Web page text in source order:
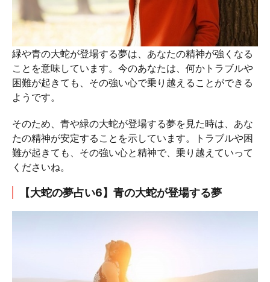
緑や青の大蛇が登場する夢は、あなたの精神が強くなる
ことを意味しています。今のあなたは、何かトラブルや
困難が起きても、その強い心で乗り越えることができる
ようです。
そのため、青や緑の大蛇が登場する夢を見た時は、あな
たの精神が安定することを示しています。トラブルや困
難が起きても、その強い心と精神で、乗り越えていって
くださいね。
【大蛇の夢占い6】青の大蛇が登場する夢